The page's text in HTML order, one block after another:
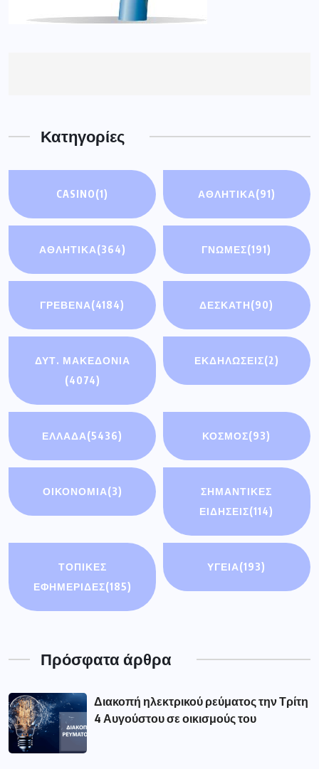
Κατηγορίες
CASINO(1) ΑΘΛΗΤΙΚΆ(91)
ΑΘΛΗΤΙΚΑ(364) ΓΝΩΜΕΣ(191)
ΓΡΕΒΕΝΑ(4184) ΔΕΣΚΑΤΗ(90)
ΔΥΤ. ΜΑΚΕΔΟΝΙΑ
(4074)
ΕΚΔΗΛΩΣΕΙΣ(2)
ΕΛΛΑΔΑ(5436) ΚΟΣΜΟΣ(93)
ΟΙΚΟΝΟΜΊΑ(3)
ΣΗΜΑΝΤΙΚΈΣ
ΕΙΔΉΣΕΙΣ(114)
ΤΟΠΙΚΕΣ
ΕΦΗΜΕΡΙΔΕΣ(185)
ΥΓΕΙΑ(193)
Πρόσφατα άρθρα
Διακοπή ηλεκτρικού ρεύματος την Τρίτη
4 Αυγούστου σε οικισμούς του